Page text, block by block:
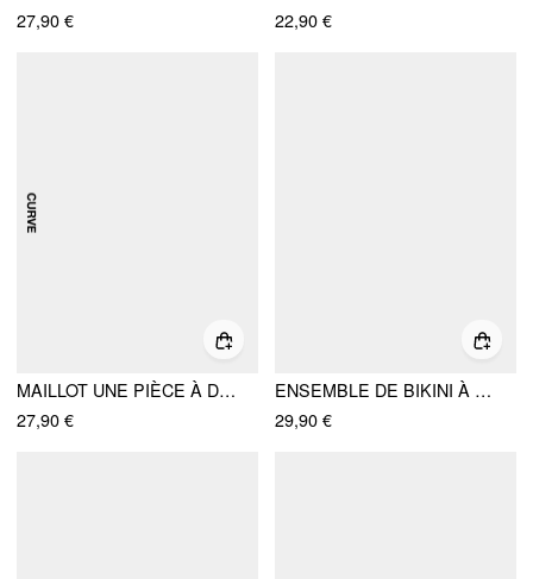
27,90 €
22,90 €
MAILLOT UNE PIÈCE À DÉCOLLETÉ CARRÉ, DENTELLE ET NŒUD CURVE & PLUS
27,90 €
ENSEMBLE DE BIKINI À BRETELLES À NOUER TRIANGLE AVEC DÉTAIL CHARME À ENCOLURE LICOU ET PARÉO EN DENTELLE
29,90 €